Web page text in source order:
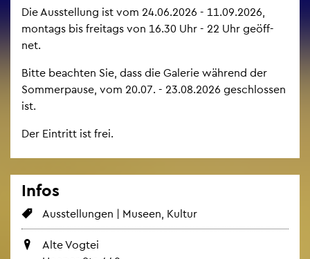
Die Aus­stel­lung ist vom 24.06.2026 - 11.09.2026,
mon­tags bis frei­tags von 16.30 Uhr - 22 Uhr ge­öff­
net.
Bitte be­ach­ten Sie, dass die Ga­le­rie wäh­rend der
Som­mer­pau­se, vom 20.07. - 23.08.2026 ge­schlos­sen
ist.
Der Ein­tritt ist frei.
Infos
Aus­stel­lun­gen | Mu­se­en, Kul­tur
Alte Vog­tei